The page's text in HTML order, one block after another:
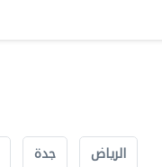
الرياض جدة